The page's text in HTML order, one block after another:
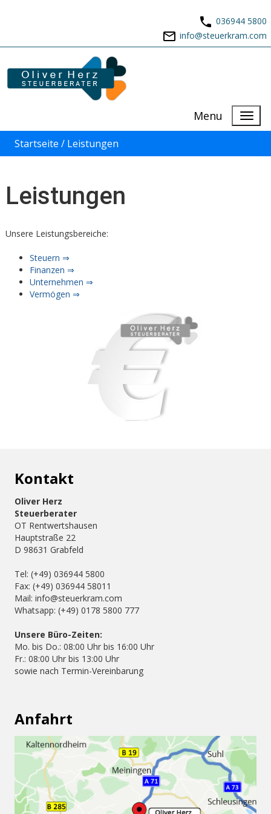
036944 5800
info@steuerkram.com
Menu
Startseite / Leistungen
Leistungen
Unsere Leistungsbereiche:
Steuern ⇒
Finanzen ⇒
Unternehmen ⇒
Vermögen ⇒
Kontakt
Oliver Herz
Steuerberater
OT Rentwertshausen
Hauptstraße 22
D 98631 Grabfeld
Tel: (+49) 036944 5800
Fax: (+49) 036944 58011
Mail: info@steuerkram.com
Whatsapp: (+49) 0178 5800 777
Unsere Büro-Zeiten:
Mo. bis Do.: 08:00 Uhr bis 16:00 Uhr
Fr.: 08:00 Uhr bis 13:00 Uhr
sowie nach Termin-Vereinbarung
Anfahrt